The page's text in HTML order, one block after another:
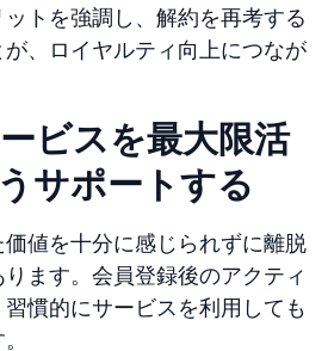
トを強調し、解約を再考する
、ロイヤルティ向上につなが
ビスを最大限活
サポートする
値を十分に感じられずに離脱
ます。会員登録後のアクティ
慣的にサービスを利用しても